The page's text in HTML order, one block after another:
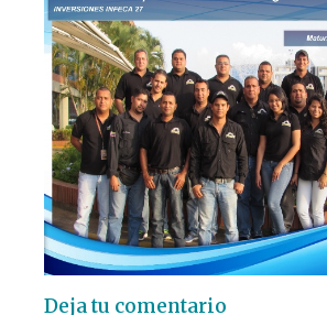
Deja tu comentario